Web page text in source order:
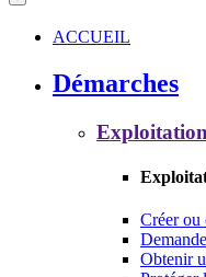
ACCUEIL
Démarches
Créer ou
Obtenir